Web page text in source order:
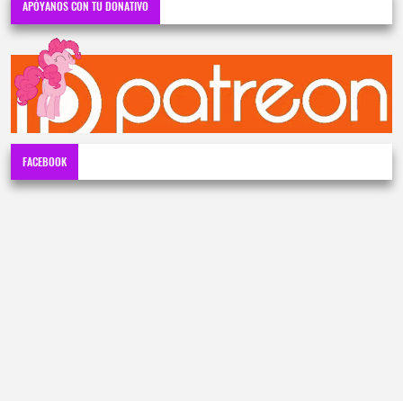
APÓYANOS CON TU DONATIVO
FACEBOOK